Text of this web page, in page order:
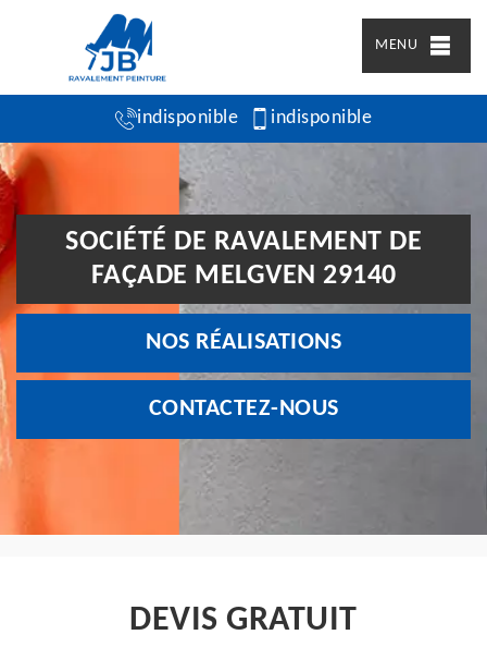
MENU
indisponible indisponible
SOCIÉTÉ DE RAVALEMENT DE
FAÇADE MELGVEN 29140
NOS RÉALISATIONS
CONTACTEZ-NOUS
DEVIS GRATUIT